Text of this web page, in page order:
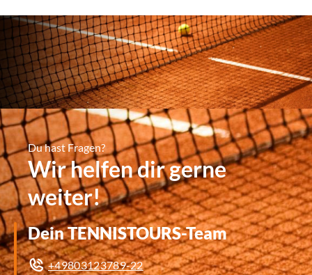
Du hast Fragen?
Wir helfen dir gerne
weiter!
Dein TENNISTOURS-Team
+49803123789-22